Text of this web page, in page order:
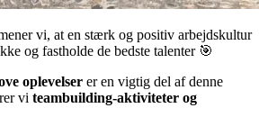
vi, at en stærk og positiv arbejdskultur
og fastholde de bedste talenter 🎯
oplevelser er en vigtig del af denne
vi teambuilding-aktiviteter og